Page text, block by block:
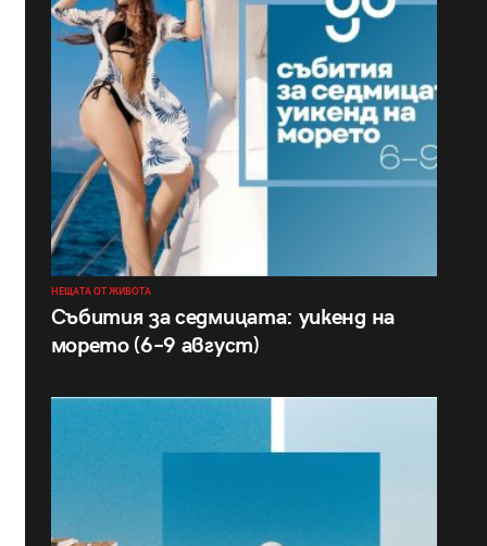
НЕЩАТА ОТ ЖИВОТА
Събития за седмицата: уикенд на
морето (6–9 август)